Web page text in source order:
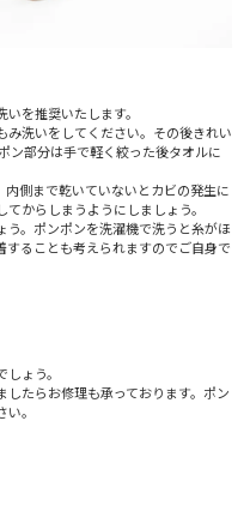
を推奨いたします。
洗いをしてください。その後きれい
ン部分は手で軽く絞った後タオルに
側まで乾いていないとカビの発生に
からしまうようにしましょう。
。ポンポンを洗濯機で洗うと糸がほ
ることも考えられますのでご自身で
ょう。
たらお修理も承っております。ポン
。